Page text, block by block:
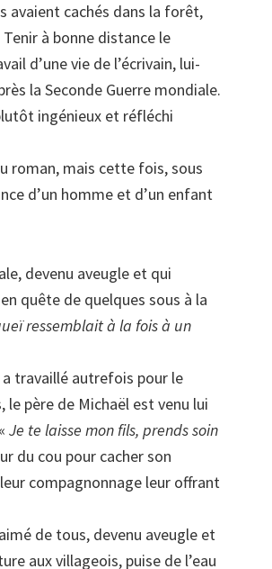
avaient cachés dans la forêt,
à bonne distance le
d’une vie de l’écrivain, lui-
la Seconde Guerre mondiale.
ingénieux et réfléchi
roman, mais cette fois, sous
d’un homme et d’un enfant
devenu aveugle et qui
quête de quelques sous à la
ressemblait à la fois à un
a travaillé autrefois pour le
père de Michaël est venu lui
Je te laisse mon fils, prends soin
du cou pour cacher son
compagnonnage leur offrant
de tous, devenu aveugle et
aux villageois, puise de l’eau